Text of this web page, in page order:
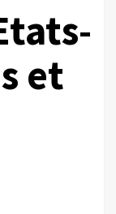
et